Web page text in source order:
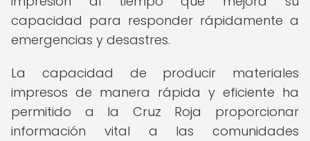
capacidad para responder rápidamente a
emergencias y desastres.
La capacidad de producir materiales
impresos de manera rápida y eficiente ha
permitido a la Cruz Roja proporcionar
información vital a las comunidades